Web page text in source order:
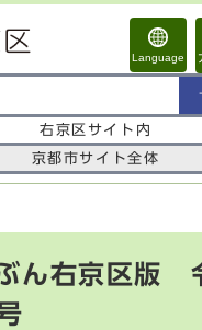
Language
右京区サイト内
京都市サイト全体
ん右京区版